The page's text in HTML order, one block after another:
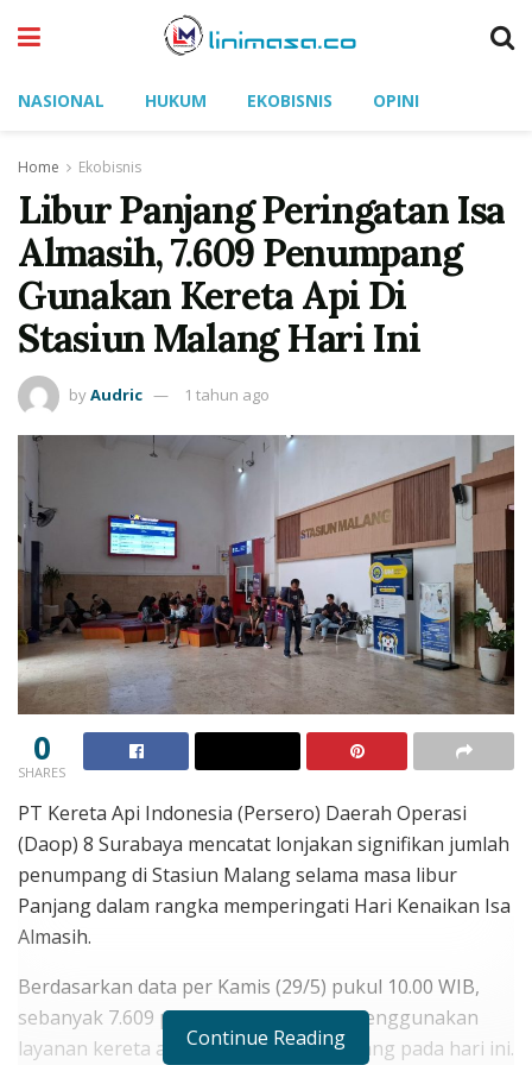
NASIONAL HUKUM EKOBISNIS OPINI
Home Ekobisnis
Libur Panjang Peringatan Isa
Almasih, 7.609 Penumpang
Gunakan Kereta Api Di
Stasiun Malang Hari Ini
byAudric 1 tahun ago
0
SHARES
PT Kereta Api Indonesia (Persero) Daerah Operasi
(Daop) 8 Surabaya mencatat lonjakan signifikan jumlah
penumpang di Stasiun Malang selama masa libur
Panjang dalam rangka memperingati Hari Kenaikan Isa
Almasih.
Berdasarkan data per Kamis (29/5) pukul 10.00 WIB,
sebanyak 7.609 penumpang tercatat menggunakan
layanan kereta api melalui Stasiun Malang pada hari ini.
Continue Reading